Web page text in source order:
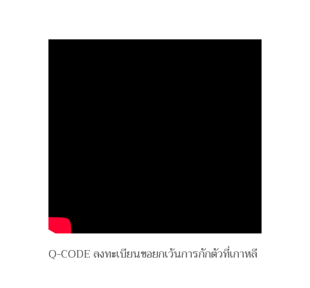
Q-CODE ลงทะเบียนขอยกเว้นการกักตัวที่เกาหลี